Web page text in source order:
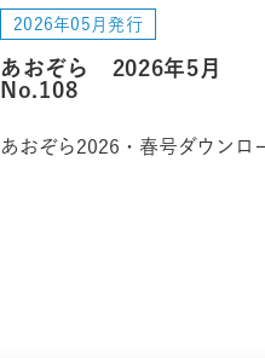
2026年05月発行
あおぞら 2026年5月
No.108
あおぞら2026・春号ダウンロ